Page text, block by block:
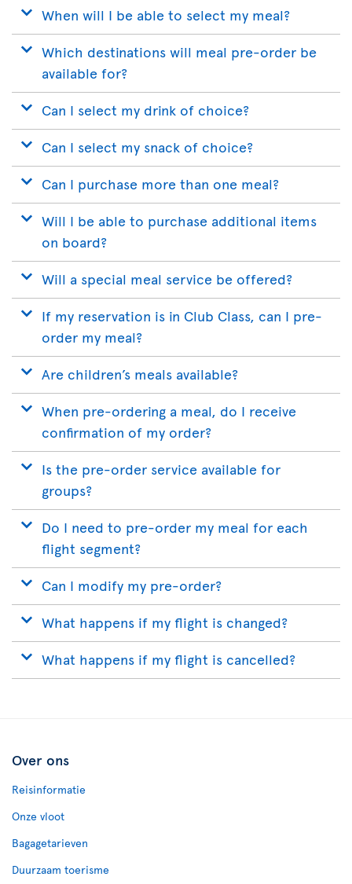
When will I be able to select my meal?
Which destinations will meal pre-order be
available for?
Can I select my drink of choice?
Can I select my snack of choice?
Can I purchase more than one meal?
Will I be able to purchase additional items
on board?
Will a special meal service be offered?
If my reservation is in Club Class, can I pre-
order my meal?
Are children’s meals available?
When pre-ordering a meal, do I receive
confirmation of my order?
Is the pre-order service available for
groups?
Do I need to pre-order my meal for each
flight segment?
Can I modify my pre-order?
What happens if my flight is changed?
What happens if my flight is cancelled?
Over ons
Reisinformatie
Onze vloot
Bagagetarieven
Duurzaam toerisme